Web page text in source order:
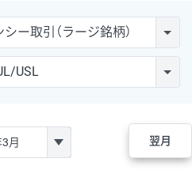
ー取引（ラージ銘柄）
USL
翌月